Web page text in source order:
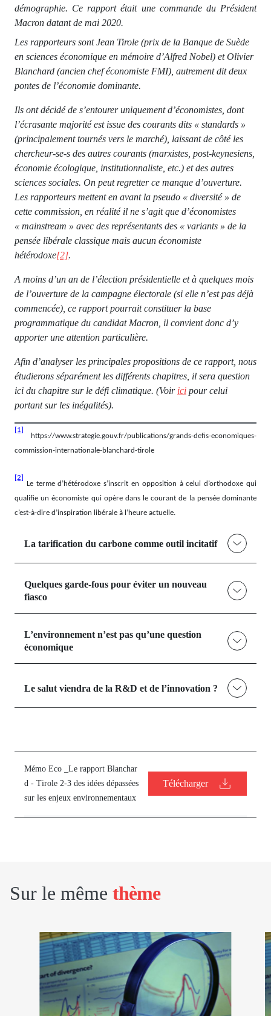
démographie. Ce rapport était une commande du Président
Macron datant de mai 2020.
Les rapporteurs sont Jean Tirole (prix de la Banque de Suède
en sciences économique en mémoire d’Alfred Nobel) et Olivier
Blanchard (ancien chef économiste FMI), autrement dit deux
pontes de l’économie dominante.
Ils ont décidé de s’entourer uniquement d’économistes, dont
l’écrasante majorité est issue des courants dits « standards »
(principalement tournés vers le marché), laissant de côté les
chercheur-se-s des autres courants (marxistes, post-keynesiens,
économie écologique, institutionnaliste, etc.) et des autres
sciences sociales. On peut regretter ce manque d’ouverture.
Les rapporteurs mettent en avant la pseudo « diversité » de
cette commission, en réalité il ne s’agit que d’économistes
« mainstream » avec des représentants des « variants » de la
pensée libérale classique mais aucun économiste
hétérodoxe[2].
A moins d’un an de l’élection présidentielle et à quelques mois
de l’ouverture de la campagne électorale (si elle n’est pas déjà
commencée), ce rapport pourrait constituer la base
programmatique du candidat Macron, il convient donc d’y
apporter une attention particulière.
Afin d’analyser les principales propositions de ce rapport, nous
étudierons séparément les différents chapitres, il sera question
ici du chapitre sur le défi climatique. (Voir ici pour celui
portant sur les inégalités).
[1]
https://www.strategie.gouv.fr/publications/grands-defis-economiques-
commission-internationale-blanchard-tirole
[2]
Le terme d’hétérodoxe s’inscrit en opposition à celui d’orthodoxe qui
qualifie un économiste qui opère dans le courant de la pensée dominante
c’est-à-dire d’inspiration libérale à l’heure actuelle.
La tarification du carbone comme outil incitatif
Quelques garde-fous pour éviter un nouveau
fiasco
L’environnement n’est pas qu’une question
économique
Le salut viendra de la R&D et de l’innovation ?
Mémo Eco _Le rapport Blanchar
d - Tirole 2-3 des idées dépassées
sur les enjeux environnementaux
Télécharger
Sur le même thème